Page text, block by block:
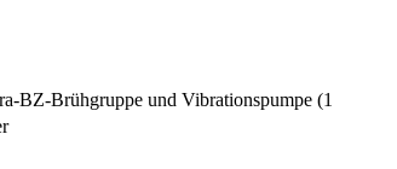
BZ-Brühgruppe und Vibrationspumpe (1